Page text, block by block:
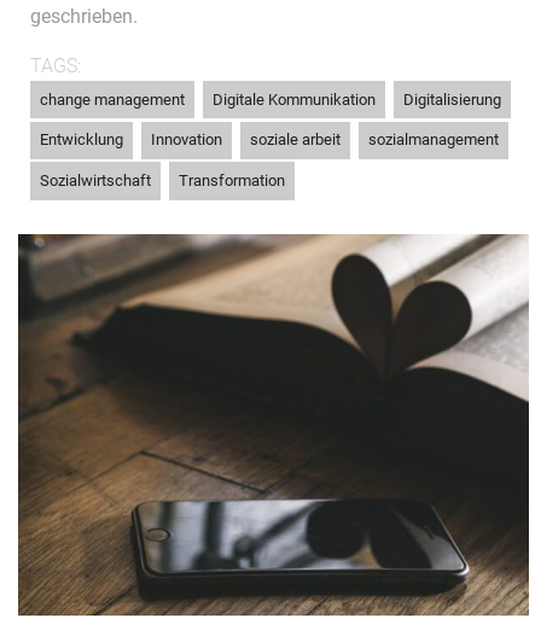
geschrieben.
TAGS:
change management Digitale Kommunikation Digitalisierung
Entwicklung Innovation soziale arbeit sozialmanagement
Sozialwirtschaft Transformation